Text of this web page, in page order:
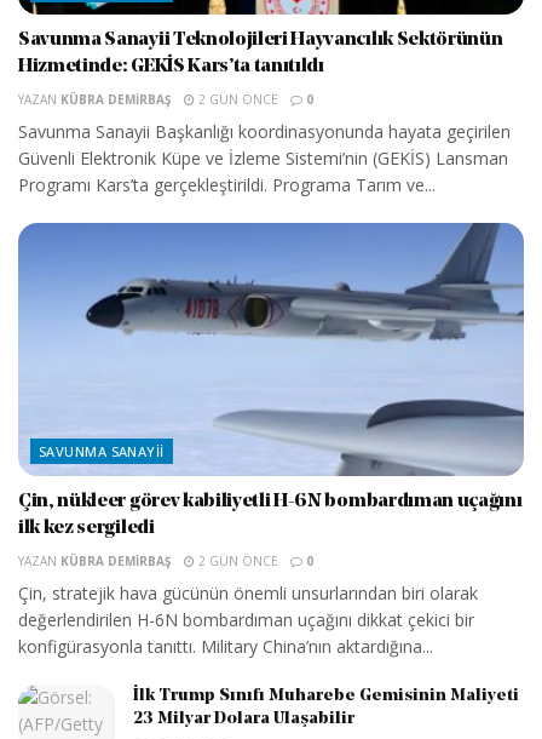
Savunma Sanayii Teknolojileri Hayvancılık Sektörünün
Hizmetinde: GEKİS Kars’ta tanıtıldı
YAZAN KÜBRA DEMIRBAŞ 2 GÜN ÖNCE 0
Savunma Sanayii Başkanlığı koordinasyonunda hayata geçirilen
Güvenli Elektronik Küpe ve İzleme Sistemi’nin (GEKİS) Lansman
Programı Kars’ta gerçekleştirildi. Programa Tarım ve...
SAVUNMA SANAYII
Çin, nükleer görev kabiliyetli H-6N bombardıman uçağını
ilk kez sergiledi
YAZAN KÜBRA DEMIRBAŞ 2 GÜN ÖNCE 0
Çin, stratejik hava gücünün önemli unsurlarından biri olarak
değerlendirilen H-6N bombardıman uçağını dikkat çekici bir
konfigürasyonla tanıttı. Military China’nın aktardığına...
İlk Trump Sınıfı Muharebe Gemisinin Maliyeti
23 Milyar Dolara Ulaşabilir